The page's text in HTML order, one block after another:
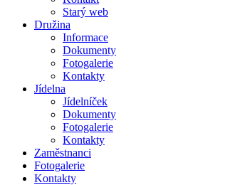
Starý web
Družina
Informace
Dokumenty
Fotogalerie
Kontakty
Jídelna
Jídelníček
Dokumenty
Fotogalerie
Kontakty
Zaměstnanci
Fotogalerie
Kontakty